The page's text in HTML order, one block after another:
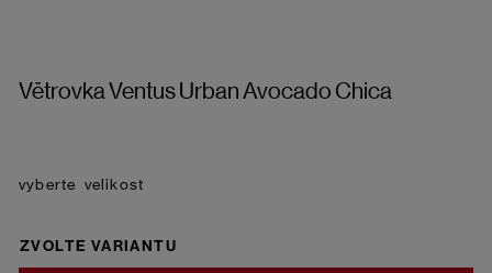
Větrovka Ventus Urban Avocado Chica
velikost
ZVOLTE VARIANTU